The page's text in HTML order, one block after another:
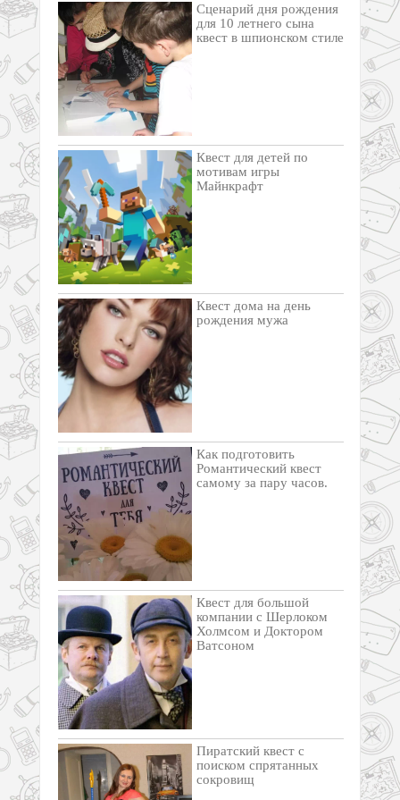
Сценарий дня рождения
для 10 летнего сына
квест в шпионском стиле
Квест для детей по
мотивам игры
Майнкрафт
Квест дома на день
рождения мужа
Как подготовить
Романтический квест
самому за пару часов.
Квест для большой
компании с Шерлоком
Холмсом и Доктором
Ватсоном
Пиратский квест с
поиском спрятанных
сокровищ